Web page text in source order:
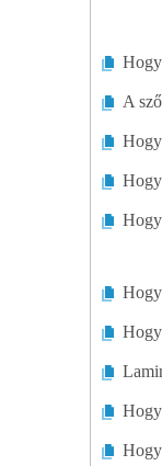
Külső
Padlók
Zöld
A